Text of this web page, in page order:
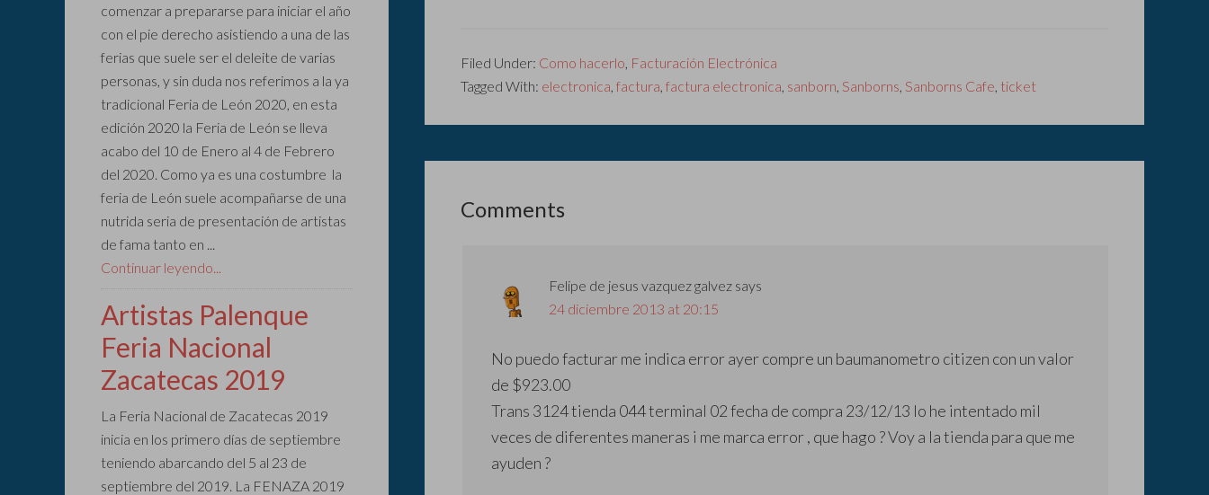
Filed Under: Como hacerlo, Facturación Electrónica
Tagged With: electronica, factura, factura electronica, sanborn, Sanborns, Sanborns Cafe, ticket
Comments
Felipe de jesus vazquez galvez says
24 diciembre 2013 at 20:15
No puedo facturar me indica error ayer compre un baumanometro citizen con un valor
de $923.00
Trans 3124 tienda 044 terminal 02 fecha de compra 23/12/13 lo he intentado mil
veces de diferentes maneras i me marca error , que hago ? Voy a la tienda para que me
ayuden ?
comenzar a prepararse para iniciar el año
con el pie derecho asistiendo a una de las
ferias que suele ser el deleite de varias
personas, y sin duda nos referimos a la ya
tradicional Feria de León 2020, en esta
edición 2020 la Feria de León se lleva
acabo del 10 de Enero al 4 de Febrero
del 2020. Como ya es una costumbre la
feria de León suele acompañarse de una
nutrida seria de presentación de artistas
de fama tanto en ...
Continuar leyendo...
Artistas Palenque
Feria Nacional
Zacatecas 2019
La Feria Nacional de Zacatecas 2019
inicia en los primero días de septiembre
teniendo abarcando del 5 al 23 de
septiembre del 2019. La FENAZA 2019